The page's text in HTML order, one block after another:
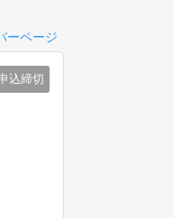
ーページ
込締切